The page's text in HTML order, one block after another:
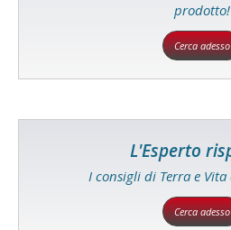
prodotto!
Cerca adesso
L'Esperto
I consigli di Terra e
Cerca adesso